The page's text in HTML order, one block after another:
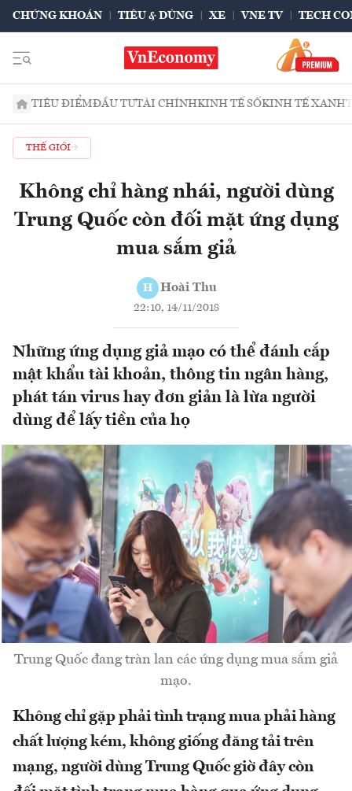
CHỨNG KHOÁN TIÊU & DÙNG XE VNE TV TECH
TIÊU ĐIỂMĐẦU TƯTÀI CHÍNHKINH TẾ SỐKINH TẾ XANH
THẾ GIỚI
Không chỉ hàng nhái, người dùng
Trung Quốc còn đối mặt ứng dụng
mua sắm giả
H Hoài Thu
22:10, 14/11/2018
Những ứng dụng giả mạo có thể đánh cắp
mật khẩu tài khoản, thông tin ngân hàng,
phát tán virus hay đơn giản là lừa người
dùng để lấy tiền của họ
Trung Quốc đang tràn lan các ứng dụng mua sắm giả
mạo.
Không chỉ gặp phải tình trạng mua phải hàng
chất lượng kém, không giống đăng tải trên
mạng, người dùng Trung Quốc giờ đây còn